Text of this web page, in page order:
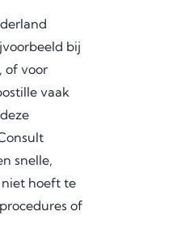
bij
of voor
vaak
snelle,
hoeft te
of